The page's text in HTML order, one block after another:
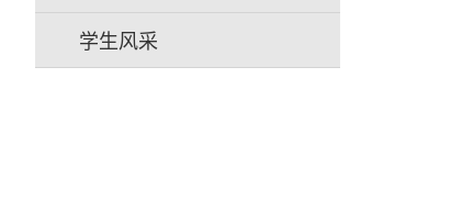
学生风采